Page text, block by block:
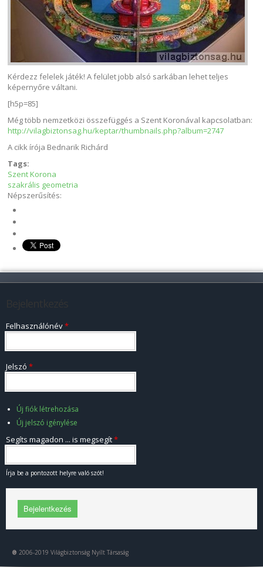
Kérdezz felelek játék! A felület jobb alsó sarkában lehet teljes
képernyőre váltani.
[h5p=85]
Még több nemzetközi összefüggés a Szent Koronával kapcsolatban:
http://vilagbiztonsag.hu/keptar/thumbnails.php?album=2747
A cikk írója Bednarik Richárd
Tags:
Szent Korona
szakrális geometria
Népszerűsítés:
Felhasználónév*
Jelszó *
Új fiók létrehozása
Új jelszó igénylése
Segíts magadon ... is megsegít*
Írja be a pontozott helyre való szót!
® 2006-2019 Világbiztonság Nyílt Társaság